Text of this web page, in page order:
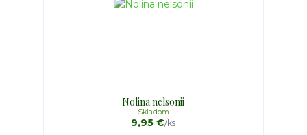
Nolina nelsonii
9,95 €/ks
Skladom